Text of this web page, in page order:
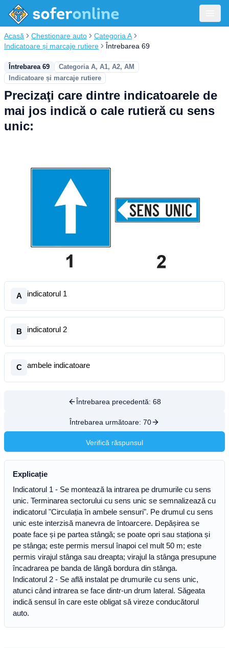
Acasă Chestionare auto
Categoria A
Indicatoare și marcaje rutiere
Întrebarea 69
Întrebarea 69
Categoria A, A1, A2, AM
Indicatoare și marcaje rutiere
Precizaţi care dintre indicatoarele de
mai jos indică o cale rutieră cu sens
unic:
A indicatorul 1
B indicatorul 2
C ambele indicatoare
Întrebarea precedentă: 68
Întrebarea următoare: 70
Verifică răspunsul
Explicație
Indicatorul 1 - Se montează la intrarea pe drumurile cu sens
unic. Terminarea sectorului cu sens unic se semnalizează cu
indicatorul "Circulația în ambele sensuri". Pe drumul cu sens
unic este interzisă manevra de întoarcere. Depășirea se
poate face și pe partea stângă; se poate opri sau staționa și
pe stânga; este permis mersul înapoi cel mult 50 m; este
permis virajul stânga sau dreapta; virajul la stânga presupune
încadrarea pe banda de lângă bordura din stânga.
Indicatorul 2 - Se află instalat pe drumurile cu sens unic,
atunci când intrarea se face dintr-un drum lateral. Săgeata
indică sensul în care este obligat să vireze conducătorul
auto.